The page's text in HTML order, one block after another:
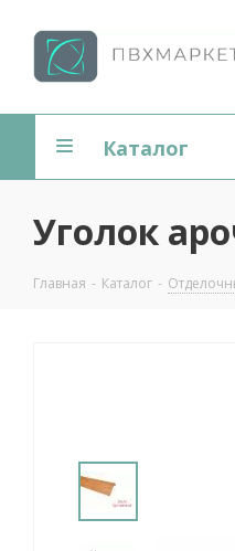
Каталог
Уголок
Главная - Каталог -